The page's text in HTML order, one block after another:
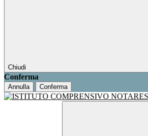
Chiudi
Conferma
Annulla Conferma